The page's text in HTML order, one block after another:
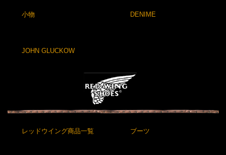
小物 DENIME
JOHN GLUCKOW
レッドウイング商品一覧 ブーツ